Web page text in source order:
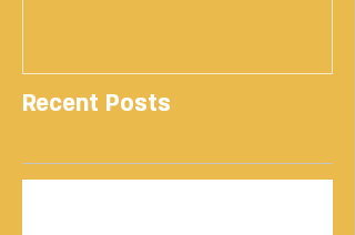
Recent Posts